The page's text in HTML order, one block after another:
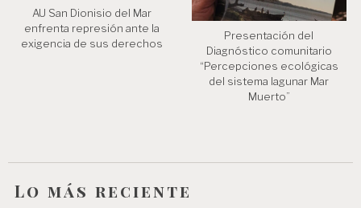
AU San Dionisio del Mar
enfrenta represión ante la
exigencia de sus derechos
Presentación del
Diagnóstico comunitario
“Percepciones ecológicas
del sistema lagunar Mar
Muerto”
Lo más reciente